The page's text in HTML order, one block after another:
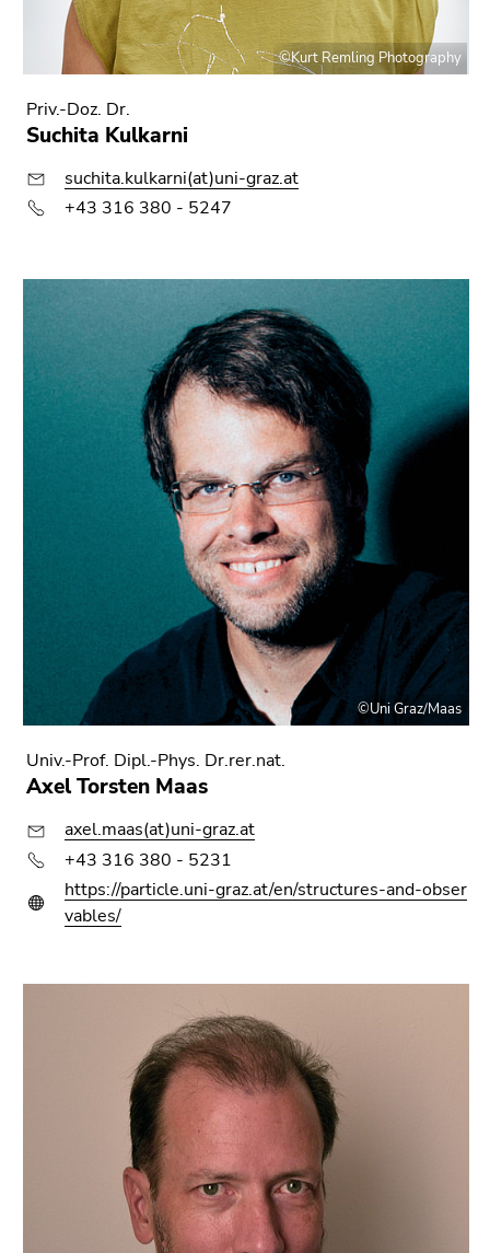
©Kurt Remling Photography
Priv.-Doz. Dr.
Suchita Kulkarni
suchita.kulkarni(at)uni-graz.at
+43 316 380 - 5247
©Uni Graz/Maas
Univ.-Prof. Dipl.-Phys. Dr.rer.nat.
Axel Torsten Maas
axel.maas(at)uni-graz.at
+43 316 380 - 5231
https://particle.uni-graz.at/en/structures-and-obser
vables/